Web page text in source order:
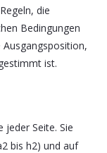
die
Bedingungen
ist.
jeder Seite. Sie
bis h2) und auf